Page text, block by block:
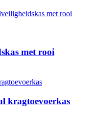
met rooi
kragtoevoerkas